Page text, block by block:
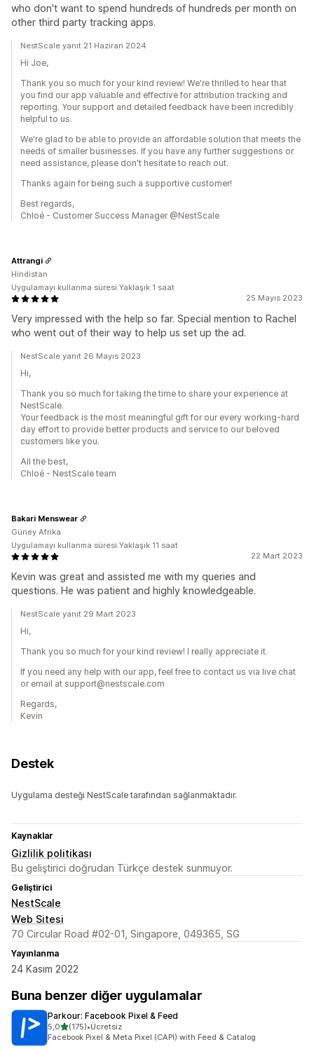
who don't want to spend hundreds of hundreds per month on
other third party tracking apps.
NestScale yanıt 21 Haziran 2024
Hi Joe,
Thank you so much for your kind review! We're thrilled to hear that
you find our app valuable and effective for attribution tracking and
reporting. Your support and detailed feedback have been incredibly
helpful to us.
We're glad to be able to provide an affordable solution that meets the
needs of smaller businesses. If you have any further suggestions or
need assistance, please don't hesitate to reach out.
Thanks again for being such a supportive customer!
Best regards,
Chloé - Customer Success Manager @NestScale
25 Mayıs 2023
Very impressed with the help so far. Special mention to Rachel
who went out of their way to help us set up the ad.
Attrangi
Hindistan
Uygulamayı kullanma süresi:Yaklaşık 1 saat
NestScale yanıt 26 Mayıs 2023
Hi,
Thank you so much for taking the time to share your experience at
NestScale.
Your feedback is the most meaningful gift for our every working-hard
day effort to provide better products and service to our beloved
customers like you.
All the best,
Chloé - NestScale team
22 Mart 2023
Kevin was great and assisted me with my queries and
questions. He was patient and highly knowledgeable.
Bakari Menswear
Güney Afrika
Uygulamayı kullanma süresi:Yaklaşık 11 saat
NestScale yanıt 29 Mart 2023
Hi,
Thank you so much for your kind review! I really appreciate it.
If you need any help with our app, feel free to contact us via live chat
or email at support@nestscale.com
Regards,
Kevin
Destek
Uygulama desteği NestScale tarafından sağlanmaktadır.
Kaynaklar
Gizlilik politikası
Bu geliştirici doğrudan Türkçe destek sunmuyor.
Geliştirici
NestScale
Web Sitesi
70 Circular Road #02-01, Singapore, 049365, SG
Yayınlanma
24 Kasım 2022
Buna benzer diğer uygulamalar
Parkour: Facebook Pixel & Feed
5,05 yıldız üzerinden
(175)
toplam 175 değerlendirme
•Ücretsiz
Facebook Pixel & Meta Pixel (CAPI) with Feed & Catalog